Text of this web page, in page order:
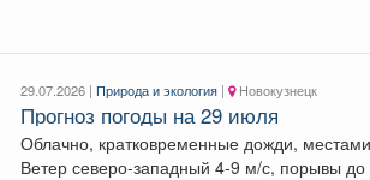
29.07.2026 |Природа и экология | Новокузнецк
Прогноз погоды на 29 июля
Облачно, кратковременные дожди,
Ветер северо-западный 4-9 м/с, порывы